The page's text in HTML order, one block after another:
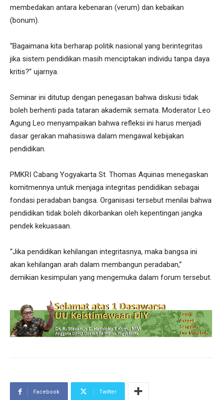
membedakan antara kebenaran (verum) dan kebaikan
(bonum).
“Bagaimana kita berharap politik nasional yang berintegritas
jika sistem pendidikan masih menciptakan individu tanpa daya
kritis?” ujarnya.
Seminar ini ditutup dengan penegasan bahwa diskusi tidak
boleh berhenti pada tataran akademik semata. Moderator Leo
Agung Leo menyampaikan bahwa refleksi ini harus menjadi
dasar gerakan mahasiswa dalam mengawal kebijakan
pendidikan.
PMKRI Cabang Yogyakarta St. Thomas Aquinas menegaskan
komitmennya untuk menjaga integritas pendidikan sebagai
fondasi peradaban bangsa. Organisasi tersebut menilai bahwa
pendidikan tidak boleh dikorbankan oleh kepentingan jangka
pendek kekuasaan.
“Jika pendidikan kehilangan integritasnya, maka bangsa ini
akan kehilangan arah dalam membangun peradaban,”
demikian kesimpulan yang mengemuka dalam forum tersebut.
Facebook Twitter